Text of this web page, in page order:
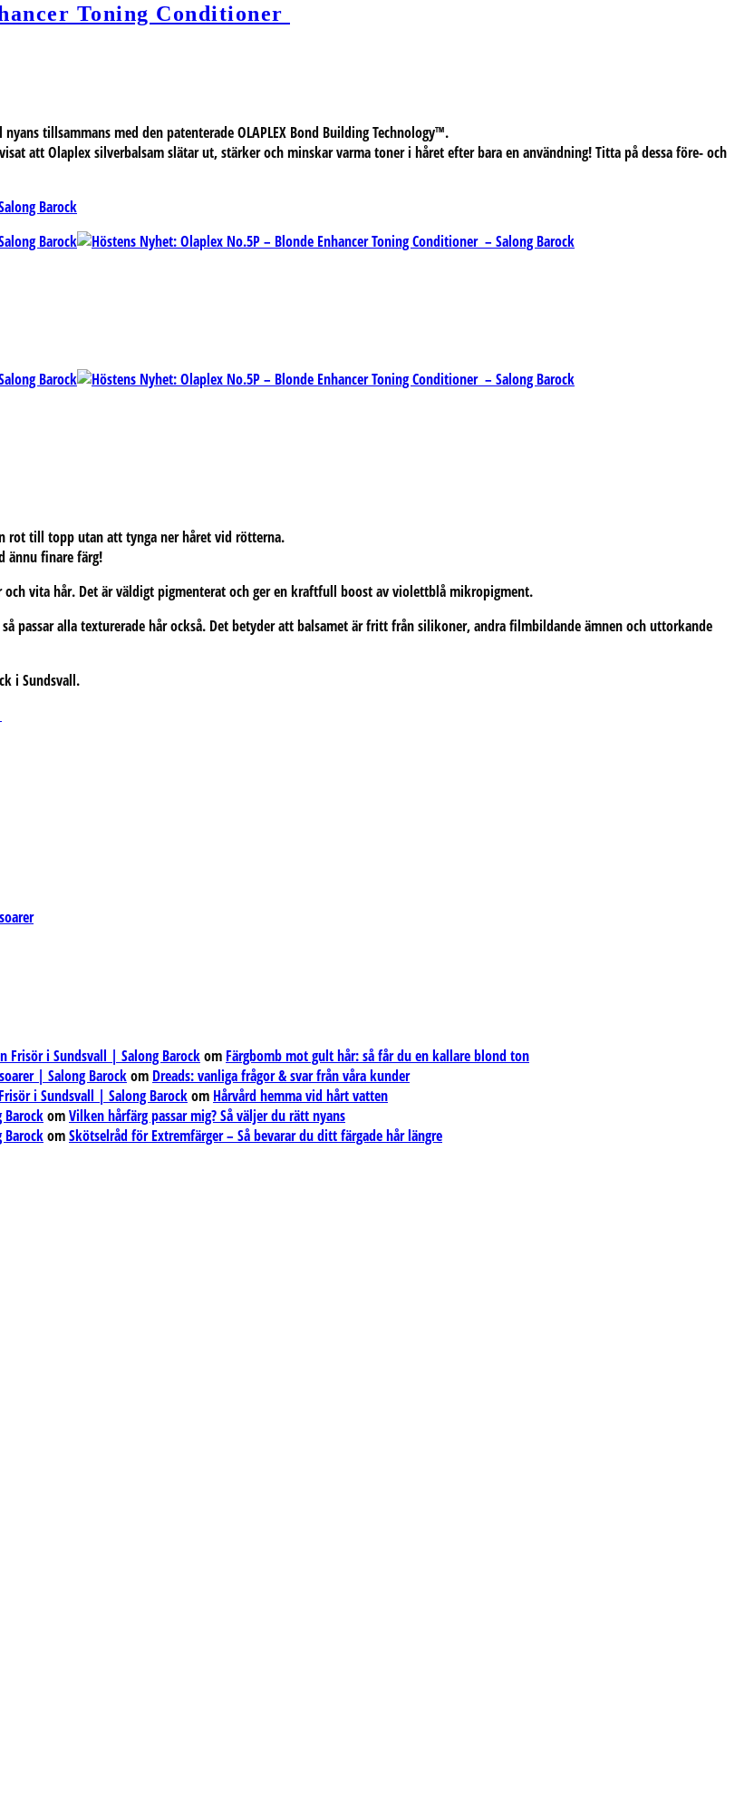
Toning Conditioner
tillsammans med den patenterade OLAPLEX Bond Building Technology™.
att Olaplex silverbalsam slätar ut, stärker och minskar varma toner i håret efter bara en användning! Titta på dessa före- och
rot till topp utan att tynga ner håret vid rötterna.
ännu finare färg!
vita hår. Det är väldigt pigmenterat och ger en kraftfull boost av violettblå mikropigment.
passar alla texturerade hår också. Det betyder att balsamet är fritt från silikoner, andra filmbildande ämnen och uttorkande
i Sundsvall.
Frisör i Sundsvall | Salong Barockom Färgbomb mot gult hår: så får du en kallare blond ton
| Salong Barockom Dreads: vanliga frågor & svar från våra kunder
i Sundsvall | Salong Barockom Hårvård hemma vid hårt vatten
BarockomVilken hårfärg passar mig? Så väljer du rätt nyans
BarockomSkötselråd för Extremfärger – Så bevarar du ditt färgade hår längre